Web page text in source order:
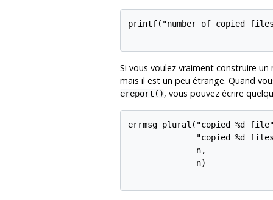
printf("number of copied
Si vous voulez vraiment construire
mais il est un peu étrange. Quand
ereport(), vous pouvez écrire
errmsg_plural("copied %d
"copied %d
              n,
              n)